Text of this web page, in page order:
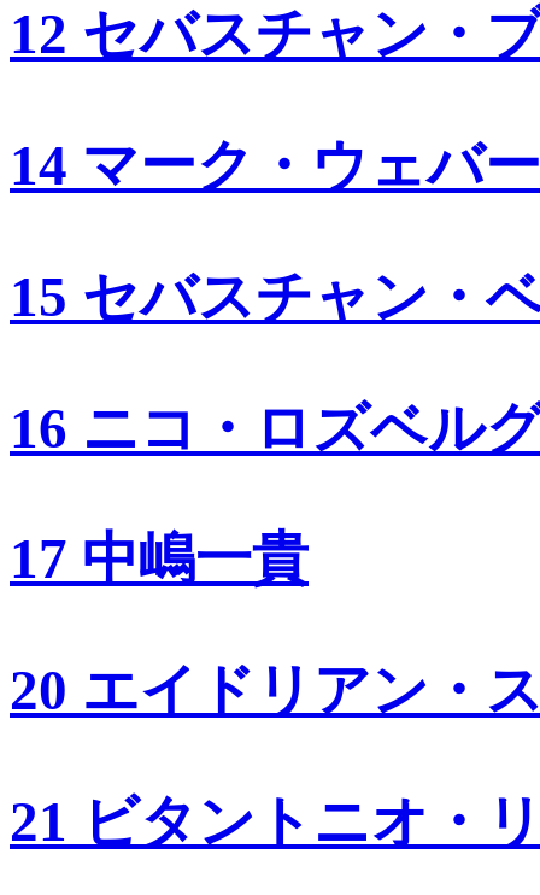
12 セバスチャン・
14 マーク・ウェバー
15 セバスチャン・
16 ニコ・ロズベル
17 中嶋一貴
20 エイドリアン・
21 ビタントニオ・